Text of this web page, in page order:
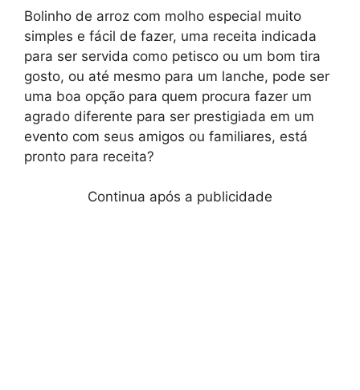
Bolinho de arroz com molho especial muito
simples e fácil de fazer, uma receita indicada
para ser servida como petisco ou um bom tira
gosto, ou até mesmo para um lanche, pode ser
uma boa opção para quem procura fazer um
agrado diferente para ser prestigiada em um
evento com seus amigos ou familiares, está
pronto para receita?
Continua após a publicidade